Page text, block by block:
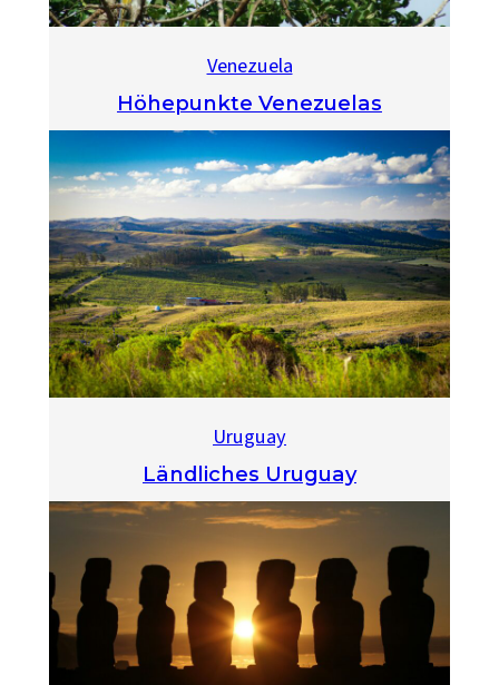
Venezuela
Höhepunkte Venezuelas
Uruguay
Ländliches Uruguay